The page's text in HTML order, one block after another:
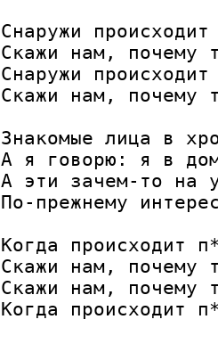
Снаружи
Скажи нам, почему
Снаружи
Скажи нам, почему
Знакомые лица в
А я говорю: я в
А эти зачем-то на
По-прежнему
Когда происходит
Скажи нам, почему
Скажи нам, почему
Когда происходит